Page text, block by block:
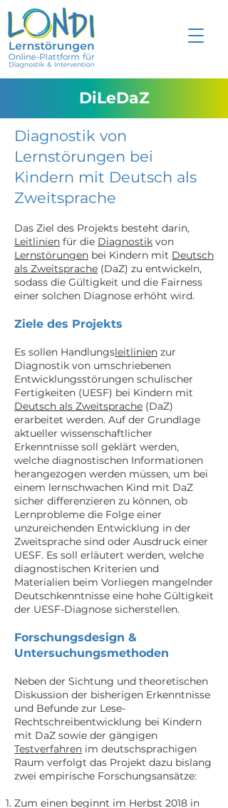
DiLeDaZ
Diagnostik von
Lernstörungen bei
Kindern mit Deutsch als
Zweitsprache
Das Ziel des Projekts besteht darin,
Leitlinien für die Diagnostik von
Lernstörungen bei Kindern mit Deutsch
als Zweitsprache (DaZ) zu entwickeln,
sodass die Gültigkeit und die Fairness
einer solchen Diagnose erhöht wird.
Ziele des Projekts
Es sollen Handlungsleitlinien zur
Diagnostik von umschriebenen
Entwicklungsstörungen schulischer
Fertigkeiten (UESF) bei Kindern mit
Deutsch als Zweitsprache (DaZ)
erarbeitet werden. Auf der Grundlage
aktueller wissenschaftlicher
Erkenntnisse soll geklärt werden,
welche diagnostischen Informationen
herangezogen werden müssen, um bei
einem lernschwachen Kind mit DaZ
sicher differenzieren zu können, ob
Lernprobleme die Folge einer
unzureichenden Entwicklung in der
Zweitsprache sind oder Ausdruck einer
UESF. Es soll erläutert werden, welche
diagnostischen Kriterien und
Materialien beim Vorliegen mangelnder
Deutschkenntnisse eine hohe Gültigkeit
der UESF-Diagnose sicherstellen.
Forschungsdesign &
Untersuchungsmethoden
Neben der Sichtung und theoretischen
Diskussion der bisherigen Erkenntnisse
und Befunde zur Lese-
Rechtschreibentwicklung bei Kindern
mit DaZ sowie der gängigen
Testverfahren im deutschsprachigen
Raum verfolgt das Projekt dazu bislang
zwei empirische Forschungsansätze:
Zum einen beginnt im Herbst 2018 in